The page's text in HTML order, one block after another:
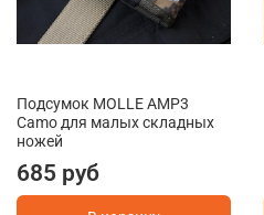
Подсумок MOLLE AMP3
Camo для малых складных
ножей
685 руб